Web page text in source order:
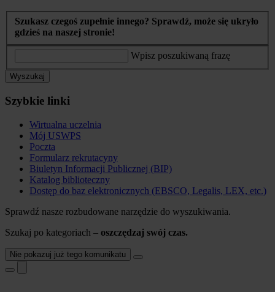
Szukasz czegoś zupełnie innego? Sprawdź, może się ukryło
gdzieś na naszej stronie!
Wpisz poszukiwaną frazę
Wyszukaj
Szybkie linki
Wirtualna uczelnia
Mój USWPS
Poczta
Formularz rekrutacyny
Biuletyn Informacji Publicznej (BIP)
Katalog biblioteczny
Dostęp do baz elektronicznych (EBSCO, Legalis, LEX, etc.)
Sprawdź nasze rozbudowane narzędzie do wyszukiwania.
Szukaj po kategoriach – oszczędzaj swój czas.
Nie pokazuj już tego komunikatu